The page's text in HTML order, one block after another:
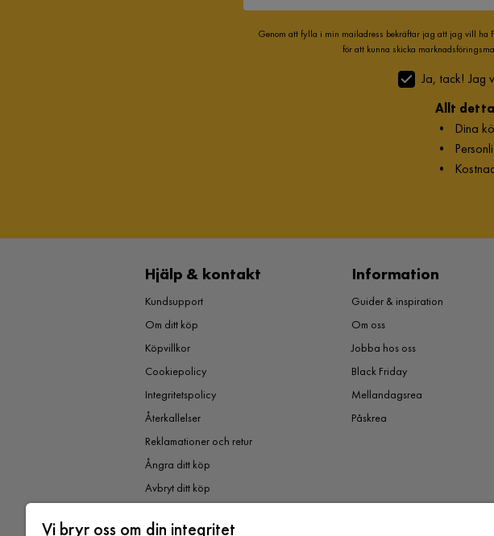
Genom att fylla i min mailadress bekräftar jag att jag vill ha
för att kunna skicka
Ja, tack! Jag
Allt detta
• Dina
•
•
Hjälp & kontakt
Kundsupport
Om ditt köp
Köpvillkor
Cookiepolicy
Integritetspolicy
Återkallelser
Reklamationer och retur
Ångra ditt köp
Avbryt ditt köp
Information
Guider & inspiration
Om oss
Jobba hos oss
Black Friday
Mellandagsrea
Påskrea
Vi bryr oss om din integritet